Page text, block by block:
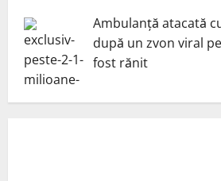
Ambulanță atacată
după un zvon viral
fost rănit